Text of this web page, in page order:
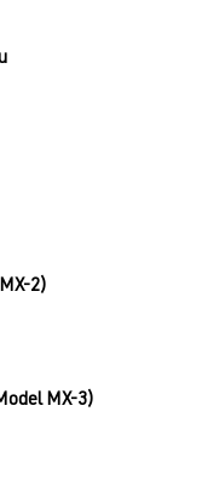
2)
MX-3)